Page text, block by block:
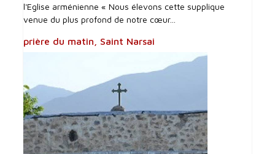
l'Eglise arménienne « Nous élevons cette supplique
venue du plus profond de notre cœur...
prière du matin, Saint Narsai